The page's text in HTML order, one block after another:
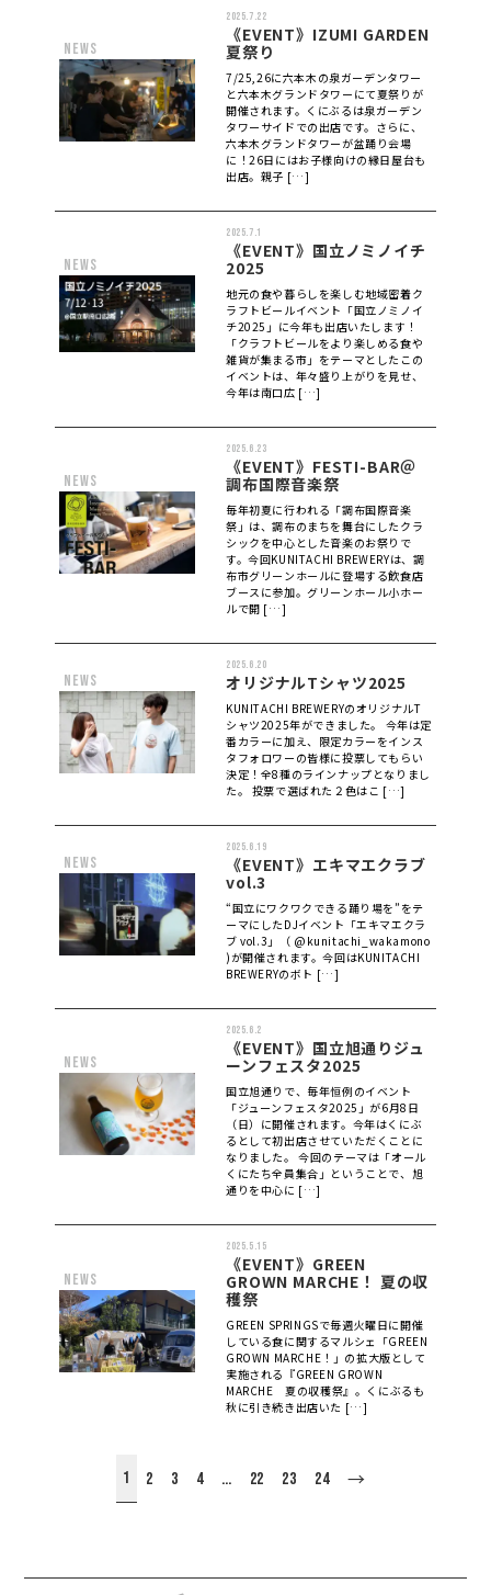
news
2025.7.22
《EVENT》IZUMI GARDEN
夏祭り
7/25,26に六本木の泉ガーデンタワー
と六本木グランドタワーにて夏祭りが
開催されます。くにぶるは泉ガーデン
タワーサイドでの出店です。さらに、
六本木グランドタワーが盆踊り会場
に！26日にはお子様向けの縁日屋台も
出店。親子 […]
news
2025.7.1
《EVENT》国立ノミノイチ
2025
地元の食や暮らしを楽しむ地域密着ク
ラフトビールイベント「国立ノミノイ
チ2025」に今年も出店いたします！
「クラフトビールをより楽しめる食や
雑貨が集まる市」をテーマとしたこの
イベントは、年々盛り上がりを見せ、
今年は南口広 […]
news
2025.6.23
《EVENT》FESTI-BAR＠
調布国際音楽祭
毎年初夏に行われる「調布国際音楽
祭」は、調布のまちを舞台にしたクラ
シックを中心とした音楽のお祭りで
す。今回KUNITACHI BREWERYは、調
布市グリーンホールに登場する飲食店
ブースに参加。グリーンホール小ホー
ルで開 […]
news
2025.6.20
オリジナルTシャツ2025
KUNITACHI BREWERYのオリジナルT
シャツ2025年ができました。 今年は定
番カラーに加え、限定カラーをインス
タフォロワーの皆様に投票してもらい
決定！全8種のラインナップとなりまし
た。 投票で選ばれた２色はこ […]
news
2025.6.19
《EVENT》エキマエクラブ
vol.3
“国立にワクワクできる踊り場を”をテ
ーマにしたDJイベント「エキマエクラ
ブ vol.3」（ @kunitachi_wakamono
)が開催されます。今回はKUNITACHI
BREWERYのボト […]
news
2025.6.2
《EVENT》国立旭通りジュ
ーンフェスタ2025
国立旭通りで、毎年恒例のイベント
「ジューンフェスタ2025」が6月8日
（日）に開催されます。今年はくにぶ
るとして初出店させていただくことに
なりました。 今回のテーマは「オール
くにたち全員集合」ということで、旭
通りを中心に […]
news
2025.5.15
《EVENT》GREEN
GROWN MARCHE！ 夏の収
穫祭
GREEN SPRINGSで毎週火曜日に開催
している食に関するマルシェ「GREEN
GROWN MARCHE！」の拡大版として
実施される『GREEN GROWN
MARCHE 夏の収穫祭』。くにぶるも
秋に引き続き出店いた […]
1 2 3 4 … 22 23 24 →